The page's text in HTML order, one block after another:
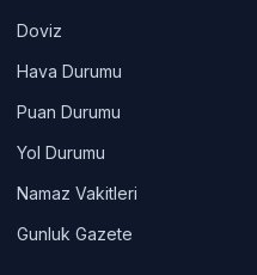
Doviz
Hava Durumu
Puan Durumu
Yol Durumu
Namaz Vakitleri
Gunluk Gazete